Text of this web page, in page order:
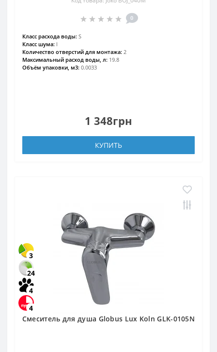
0
Класс расхода воды: S
Класс шума: I
Количество отверстий для монтажа: 2
Максимальный расход воды, л: 19.8
Объём упаковки, м3: 0.0033
1 348грн
КУПИТЬ
3
24
4
4
Смеситель для душа Globus Lux Koln GLK-0105N